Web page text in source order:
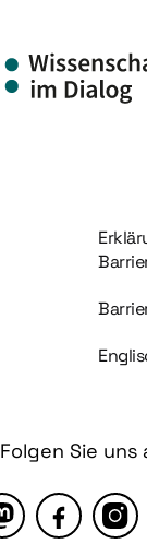
Folgen Sie uns